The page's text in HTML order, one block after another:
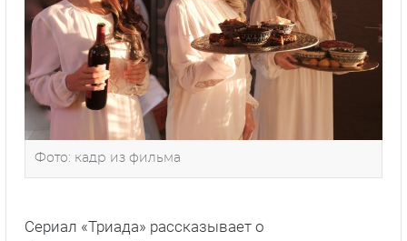
Фото: кадр из фильма
Сериал «Триада» рассказывает о